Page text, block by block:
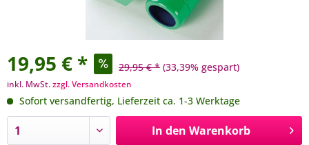
19,95 € * 29,95 € * (33,39% gespart)
inkl. MwSt.zzgl. Versandkosten
Sofort versandfertig, Lieferzeit ca. 1-3 Werktage
In den Warenkorb